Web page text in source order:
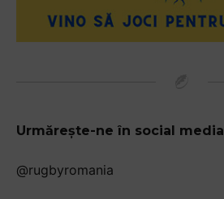
Urmărește-ne în social media
@rugbyromania